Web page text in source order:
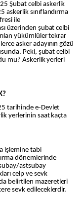
Şubat celbi askerlik
askerlik sınıflandırma
ile
üzerinden şubat celbi
yükümlüler tekrar
asker adayının gözü
Peki, şubat celbi
mu? Askerlik yerleri
tarihinde e-Devlet
yerlerinin saat kaçta
işlemine tabi
dönemlerinde
astsubay
celp ve sevk
belirtilen mazeretleri
sevk edileceklerdir.